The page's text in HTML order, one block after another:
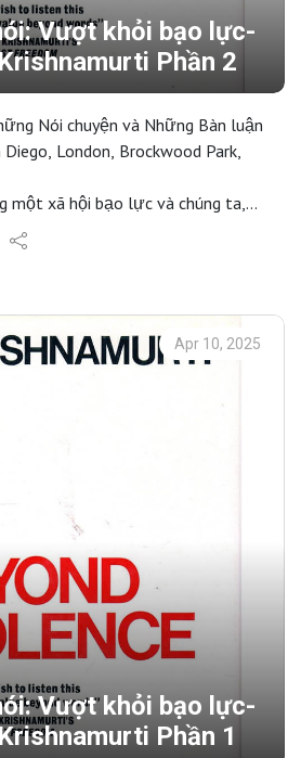
Vượt khỏi bạo lực-
Phần 2
Nói chuyện và Những Bàn luận
London, Brockwood Park,
một xã hội bạo lực và chúng ta,
là bạo lực; môi trường, văn hóa
là sản phẩm thuộc nỗ lực của
trọng nhất là: Liệu có thể kết thúc
trong chính người ta?”
lực. Tôi, như một con người,
thức của sự liên hệ, nó đã mang
khốn cùng như thế nào – tôi thấy
nói với chính mình, tôi muốn
bình thực sự trong đó có dư
bạo lực phải tan biến. Bây giờ tôi
Apr 10, 2025
Vượt khỏi bạo lực-
Phần 1